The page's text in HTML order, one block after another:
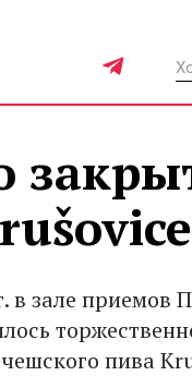
в зале приемов
пива